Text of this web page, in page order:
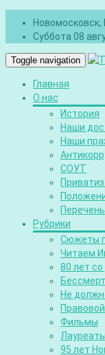
Новомосковск,
Суббота 08
Toggle navigation
Главная
О нас
История
Наши
Наши
СОУТ
Рубрики
Сюжеты
Читаем
80 лет
Не
Фильмы
95 лет